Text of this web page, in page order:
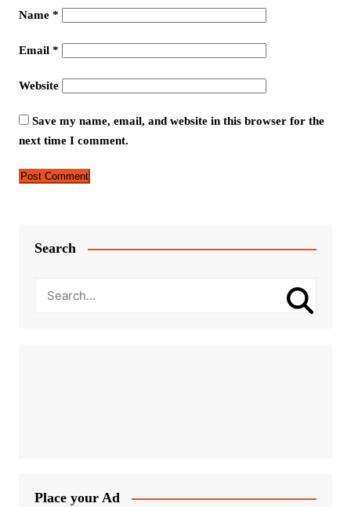
Name *
Email *
Website
Save my name, email, and website in this browser for the
next time I comment.
Search
Place your Ad